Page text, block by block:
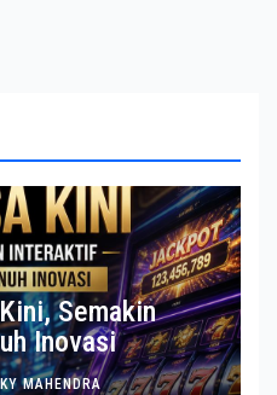
Semakin
Inovasi
MAHENDRA